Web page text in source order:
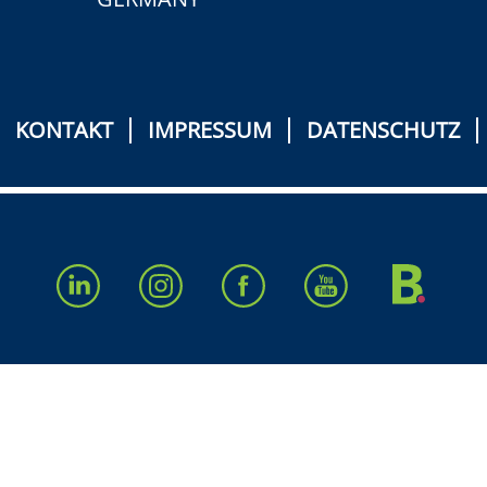
KONTAKT IMPRESSUM DATENSCHUTZ